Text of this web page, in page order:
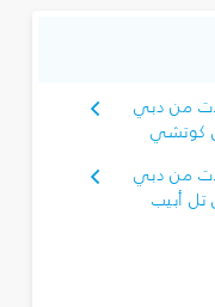
من دبي
كوتشي
من دبي
تل أبيب